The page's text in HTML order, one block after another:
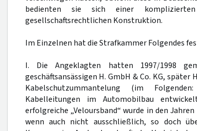
bedienten sie sich einer
gesellschaftsrechtlichen Konstruktion.
Im Einzelnen hat die Strafkammer Folgendes
I. Die Angeklagten hatten 1997/1998
geschäftsansässigen H. GmbH & Co. KG,
Kabelschutzummantelung (im
Kabelleitungen im Automobilbau
erfolgreiche „Veloursband“ wurde in den
wenn auch nicht ausschließlich, so doch